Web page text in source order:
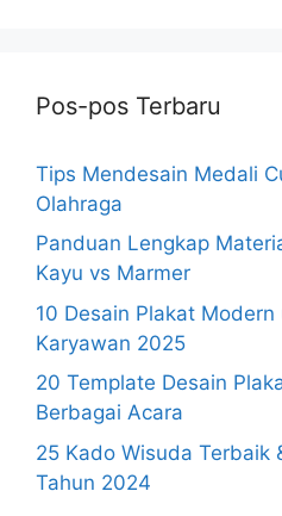
Pos-pos Terbaru
Tips Mendesain Medali
Olahraga
Panduan Lengkap
Kayu vs Marmer
10 Desain Plakat
Karyawan 2025
20 Template Desain
Berbagai Acara
25 Kado Wisuda Terbaik
Tahun 2024